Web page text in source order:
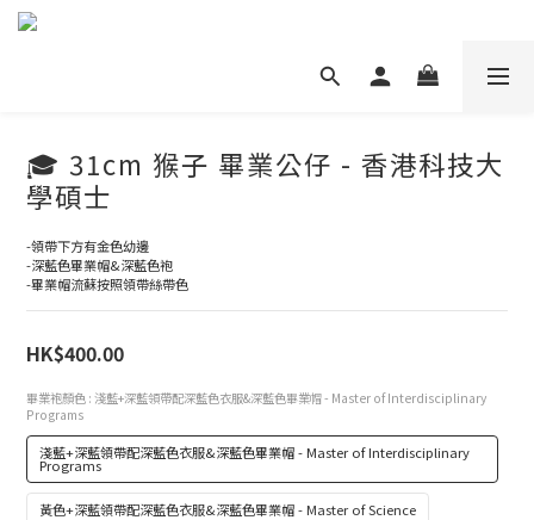
🎓 31cm 猴子 畢業公仔 - 香港科技大
學碩士
-領帶下方有金色幼邊
-深藍色畢業帽&深藍色袍
-畢業帽流蘇按照領帶絲帶色
HK$400.00
畢業袍顏色 : 淺藍+深藍領帶配深藍色衣服&深藍色畢業帽 - Master of Interdisciplinary
Programs
淺藍+深藍領帶配深藍色衣服&深藍色畢業帽 - Master of Interdisciplinary
Programs
黃色+深藍領帶配深藍色衣服&深藍色畢業帽 - Master of Science